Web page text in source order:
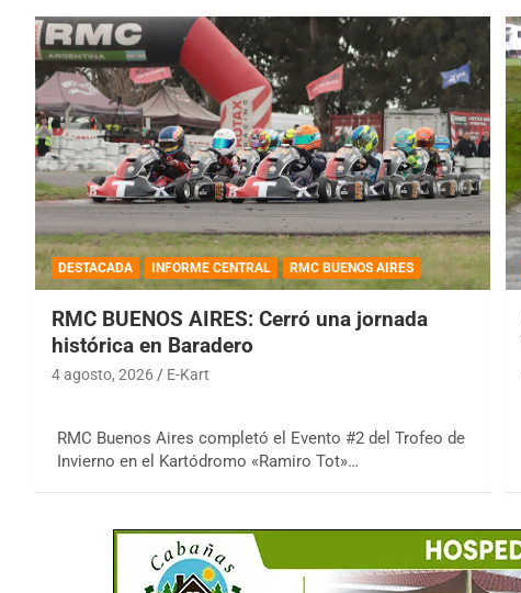
DESTACADA INFORME CENTRAL RMC BUENOS AIRES
RMC BUENOS AIRES: Cerró una jornada
histórica en Baradero
4 agosto, 2026 E-Kart
RMC Buenos Aires completó el Evento #2 del Trofeo de
Invierno en el Kartódromo «Ramiro Tot»…